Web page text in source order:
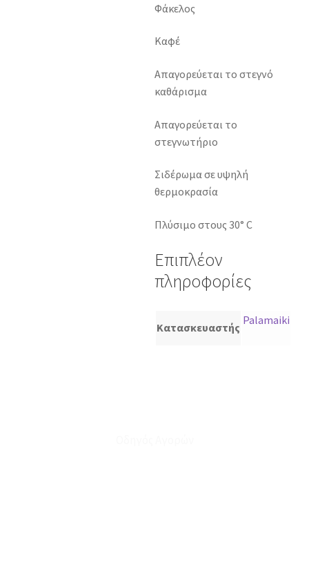
Φάκελος
Καφέ
Απαγορεύεται το στεγνό
καθάρισμα
Απαγορεύεται το
στεγνωτήριο
Σιδέρωμα σε υψηλή
θερμοκρασία
Πλύσιμο στους 30° C
Επιπλέον
πληροφορίες
Κατασκευαστής
Palamaiki